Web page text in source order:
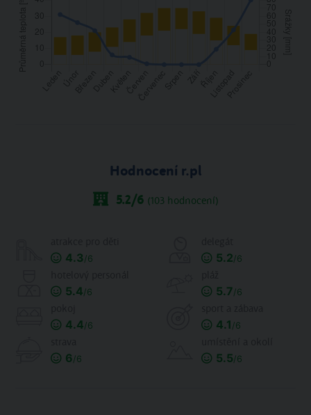
Hodnocení r.pl
5.2/6 (103 hodnocení)
4.3/6 5.2/6
5.4/6 5.7/6
4.4/6 4.1 /6
6/6 5.5/6